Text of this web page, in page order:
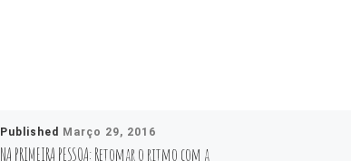
Published Março 29, 2016
NA PRIMEIRA PESSOA: Retomar o ritmo com a